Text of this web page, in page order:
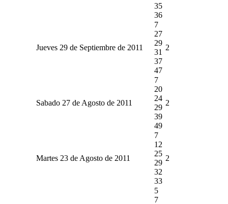
35
36
Jueves 29 de Septiembre de 2011
7
27
29
31
37
47
2
Sabado 27 de Agosto de 2011
7
20
24
29
39
49
2
Martes 23 de Agosto de 2011
7
12
25
29
32
33
2
5
7